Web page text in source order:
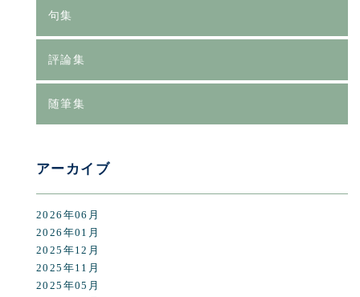
句集
評論集
随筆集
アーカイブ
2026年06月
2026年01月
2025年12月
2025年11月
2025年05月